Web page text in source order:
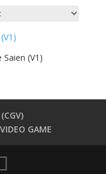
(V1)
GAME